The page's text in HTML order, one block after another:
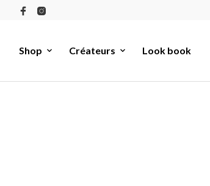
Shop Créateurs Look book